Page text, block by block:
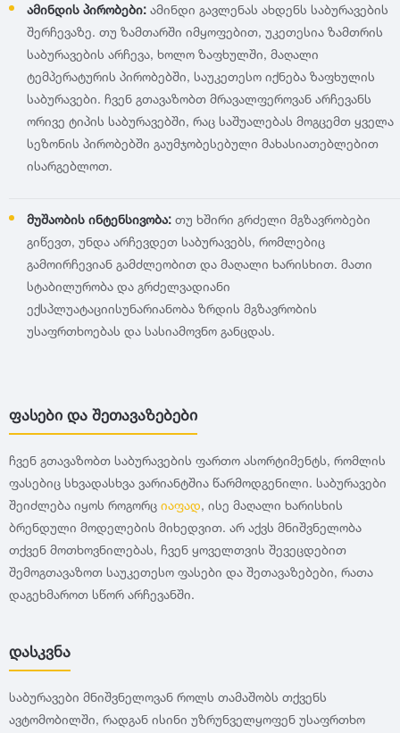
ამინდის პირობები: ამინდი გავლენას ახდენს საბურავების
შერჩევაზე. თუ ზამთარში იმყოფებით, უკეთესია ზამთრის
საბურავების არჩევა, ხოლო ზაფხულში, მაღალი
ტემპერატურის პირობებში, საუკეთესო იქნება ზაფხულის
საბურავები. ჩვენ გთავაზობთ მრავალფეროვან არჩევანს
ორივე ტიპის საბურავებში, რაც საშუალებას მოგცემთ ყველა
სეზონის პირობებში გაუმჯობესებული მახასიათებლებით
ისარგებლოთ.
მუშაობის ინტენსივობა: თუ ხშირი გრძელი მგზავრობები
გიწევთ, უნდა არჩევდეთ საბურავებს, რომლებიც
გამოირჩევიან გამძლეობით და მაღალი ხარისხით. მათი
სტაბილურობა და გრძელვადიანი
ექსპლუატაციისუნარიანობა ზრდის მგზავრობის
უსაფრთხოებას და სასიამოვნო განცდას.
ფასები და შეთავაზებები
ჩვენ გთავაზობთ საბურავების ფართო ასორტიმენტს, რომლის
ფასებიც სხვადასხვა ვარიანტშია წარმოდგენილი. საბურავები
შეიძლება იყოს როგორც იაფად, ისე მაღალი ხარისხის
ბრენდული მოდელების მიხედვით. არ აქვს მნიშვნელობა
თქვენ მოთხოვნილებას, ჩვენ ყოველთვის შევეცდებით
შემოგთავაზოთ საუკეთესო ფასები და შეთავაზებები, რათა
დაგეხმაროთ სწორ არჩევანში.
დასკვნა
საბურავები მნიშვნელოვან როლს თამაშობს თქვენს
ავტომობილში, რადგან ისინი უზრუნველყოფენ უსაფრთხო